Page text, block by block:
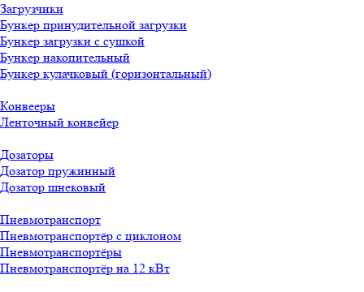
Загрузчики
Бункер принудительной загрузки
Бункер загрузки с сушкой
Бункер накопительный
Бункер кулачковый (горизонтальный)
Конвееры
Ленточный конвейер
Дозаторы
Дозатор пружинный
Дозатор шнековый
Пневмотранспорт
Пневмотранспортёр с циклоном
Пневмотранспортёры
Пневмотранспортёр на 12 кВт